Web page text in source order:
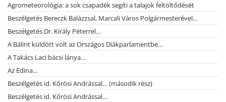
Agrometeorológia: a sok csapadék segíti a talajok feltöltődését
Beszélgetés Bereczk Balázzsal, Marcali Város Polgármesterével…
Beszélgetés Dr. Király Péterrel…
A Bálint küldött volt az Országos Diákparlamentbe…
A Takács Laci bácsi lánya…
Az Edina…
Beszélgetés id. Kőrösi Andrással… (második rész)
Beszélgetés id. Kőrösi Andrással…